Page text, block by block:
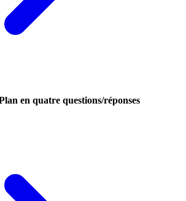
en quatre questions/réponses